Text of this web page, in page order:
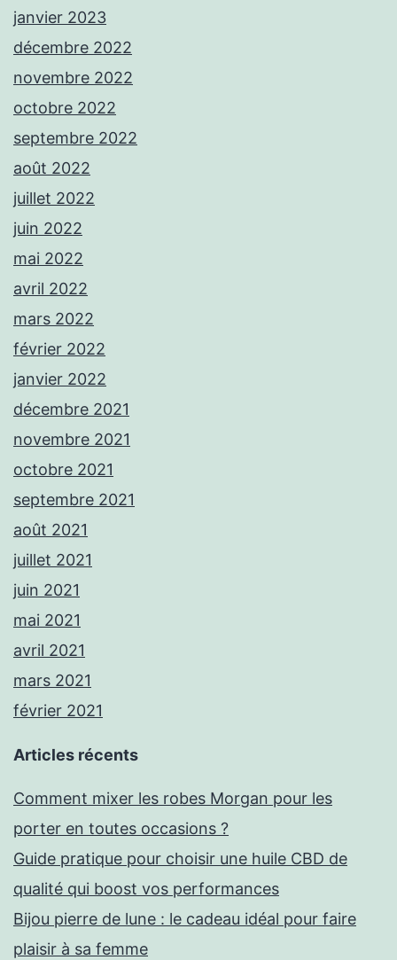
janvier 2023
décembre 2022
novembre 2022
octobre 2022
septembre 2022
août 2022
juillet 2022
juin 2022
mai 2022
avril 2022
mars 2022
février 2022
janvier 2022
décembre 2021
novembre 2021
octobre 2021
septembre 2021
août 2021
juillet 2021
juin 2021
mai 2021
avril 2021
mars 2021
février 2021
Articles récents
Comment mixer les robes Morgan pour les
porter en toutes occasions ?
Guide pratique pour choisir une huile CBD de
qualité qui boost vos performances
Bijou pierre de lune : le cadeau idéal pour faire
plaisir à sa femme